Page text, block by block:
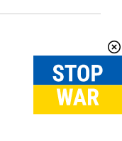
Вгору↑